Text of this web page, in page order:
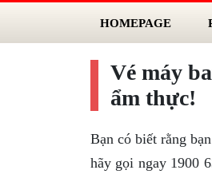
HOMEPAGE
Vé máy
ẩm thực!
Bạn có biết rằng
hãy gọi ngay 1900